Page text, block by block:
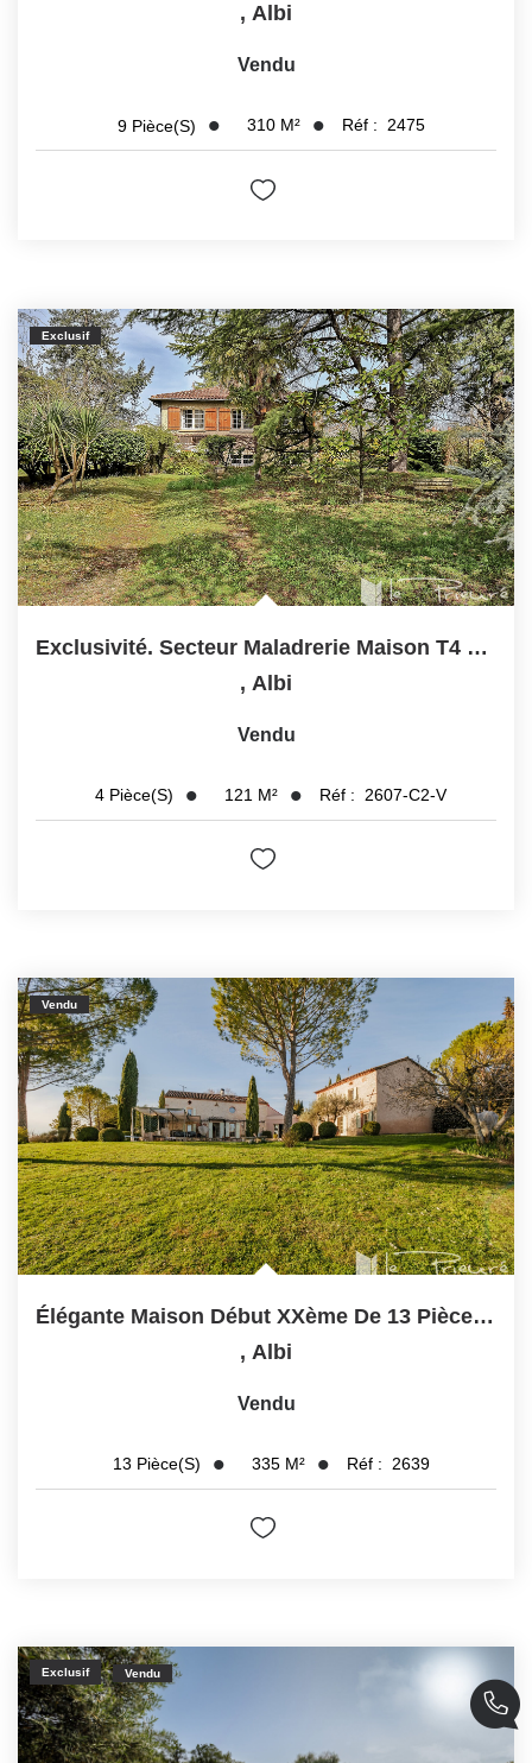
, Albi
Vendu
9 Pièce(s) 310 M² Réf : 2475
Exclusif
Exclusivité. Secteur Maladrerie Maison T4 Sur Terrain De...
, Albi
Vendu
4 Pièce(s) 121 M² Réf : 2607-C2-V
Vendu
Élégante Maison Début XXème De 13 Pièces Avec Vues...
, Albi
Vendu
13 Pièce(s) 335 M² Réf : 2639
Exclusif Vendu